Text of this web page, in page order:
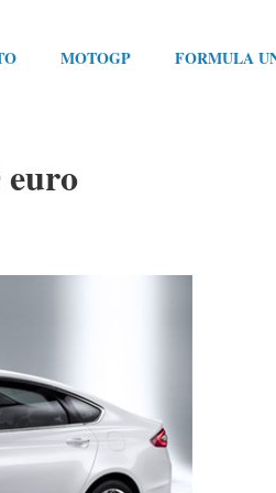
MOTOGP FORMULA